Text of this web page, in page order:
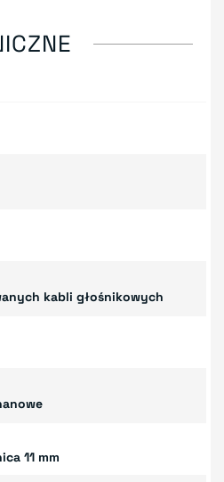
kabli głośnikowych
11 mm